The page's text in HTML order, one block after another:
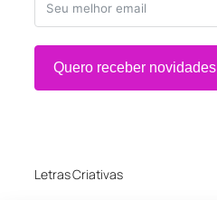
Quero receber novidades
Letras Criativas